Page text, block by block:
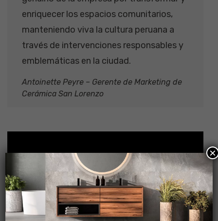
enriquecer los espacios comunitarios,
manteniendo viva la cultura peruana a
través de intervenciones responsables y
emblemáticas en la ciudad.
Antoinette Peyre – Gerente de Marketing de
Cerámica San Lorenzo